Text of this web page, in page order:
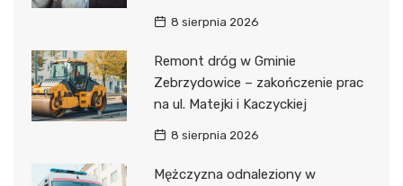
8 sierpnia 2026
Remont dróg w Gminie
Zebrzydowice – zakończenie prac
na ul. Matejki i Kaczyckiej
8 sierpnia 2026
Mężczyzna odnaleziony w